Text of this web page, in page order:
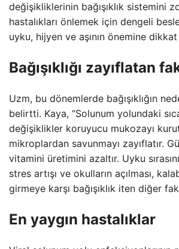
değişikliklerinin bağışıklık sistemini
hastalıkları önlemek için dengeli
uyku, hijyen ve aşının önemine
Bağışıklığı zayıflatan
Uzm, bu dönemlerde bağışıklığın
belirtti. Kaya, “Solunum yolundaki
değişiklikler koruyucu mukozayı
mikroplardan savunmayı zayıflatır.
vitamini üretimini azaltır. Uyku
stres artışı ve okulların açılması,
girmeye karşı bağışıklık iten diğer
En yaygın hastalıklar